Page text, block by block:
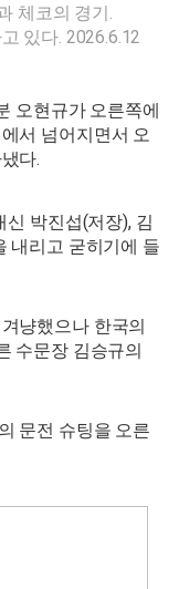
체코의 경기.
있다. 2026.6.12
오현규가 오른쪽에
서 넘어지면서 오
다.
박진섭(저장), 김
내리고 굳히기에 들
냥했으나 한국의
수문장 김승규의
문전 슈팅을 오른